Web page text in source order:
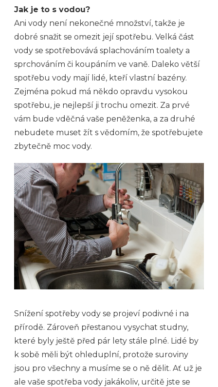
Jak je to s vodou?
Ani vody není nekonečné množství, takže je
dobré snažit se omezit její spotřebu. Velká část
vody se spotřebovává splachováním toalety a
sprchováním či koupáním ve vaně. Daleko větší
spotřebu vody mají lidé, kteří vlastní bazény.
Zejména pokud má někdo opravdu vysokou
spotřebu, je nejlepší ji trochu omezit. Za prvé
vám bude vděčná vaše peněženka, a za druhé
nebudete muset žít s vědomím, že spotřebujete
zbytečně moc vody.
Snížení spotřeby vody se projeví podivné i na
přírodě. Zároveň přestanou vysychat studny,
které byly ještě před pár lety stále plné. Lidé by
k sobě měli být ohleduplní, protože suroviny
jsou pro všechny a musíme se o ně dělit. Ať už je
ale vaše spotřeba vody jakákoliv, určitě jste se